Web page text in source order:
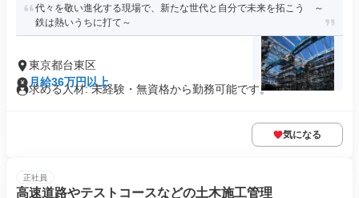
代々を敬い進化する現場で、新たな世代と自分で未来を拓こう ～
鉄は熱いうちに打て～
東京都台東区
月給36万円以上
求める人材: 未経験・無資格から勤務可能です。
気になる
正社員
高速道路やテストコースなどの土木施工管理